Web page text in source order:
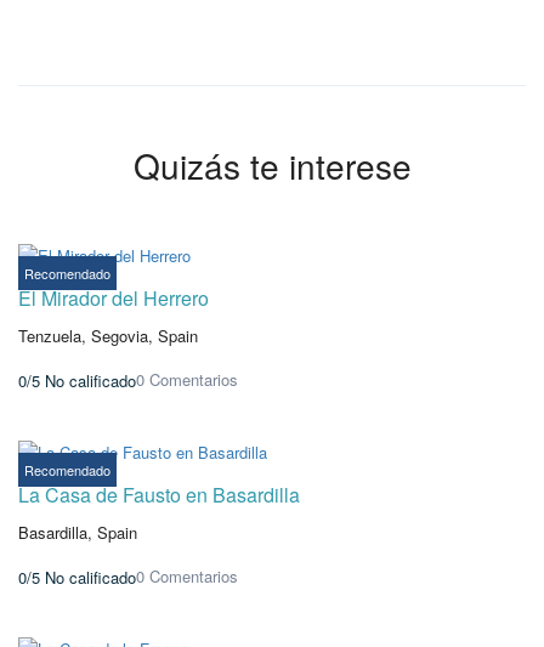
Quizás te interese
Recomendado
El Mirador del Herrero
Tenzuela, Segovia, Spain
0/5 No calificado0 Comentarios
Recomendado
La Casa de Fausto en Basardilla
Basardilla, Spain
0/5 No calificado0 Comentarios